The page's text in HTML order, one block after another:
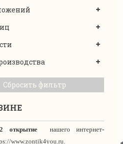
Сбросить фильтр
открытие нашего интернет-
www.zontik4you.ru.